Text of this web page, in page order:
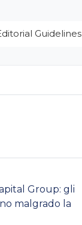
Guidelines
Group: gli
malgrado la